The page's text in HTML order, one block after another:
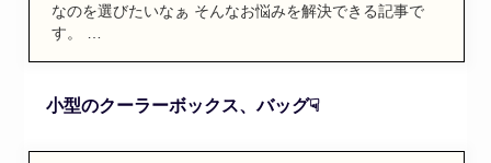
なのを選びたいなぁ そんなお悩みを解決できる記事で
す。 …
小型のクーラーボックス、バッグ☟